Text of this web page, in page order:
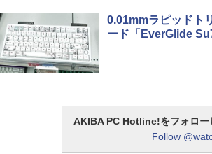
0.01mmラピッドト
ード「EverGlide
AKIBA PC Hotline!をフォロー
Follow